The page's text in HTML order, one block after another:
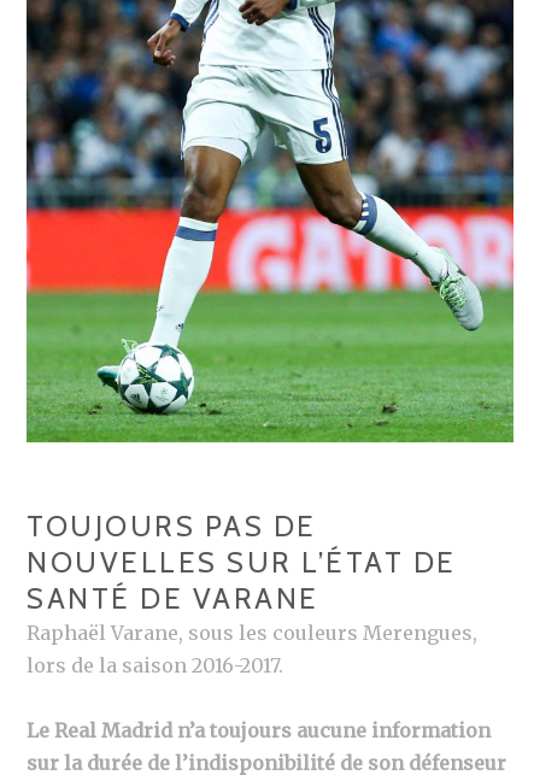
TOUJOURS PAS DE
NOUVELLES SUR L’ÉTAT DE
SANTÉ DE VARANE
Raphaël Varane, sous les couleurs Merengues,
lors de la saison 2016-2017.
Le Real Madrid n’a toujours aucune information
sur la durée de l’indisponibilité de son défenseur